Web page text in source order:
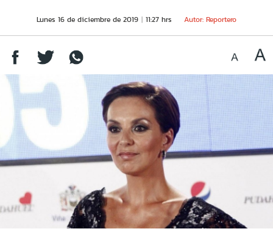
Lunes 16 de diciembre de 2019 11:27 hrs Autor: Reportero